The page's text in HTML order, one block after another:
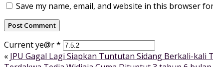
Save my name, email, and website in this browser
Current ye@r*
« JPU Gagal Lagi Siapkan Tuntutan Sidang Berkali-kali